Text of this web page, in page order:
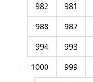
981
982
987
988
993
994
999
1000